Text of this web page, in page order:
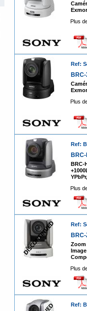
Plus
Ref:
Plus
Ref:
BRC-
Plus
Ref:
Zoom
Plus
Ref: